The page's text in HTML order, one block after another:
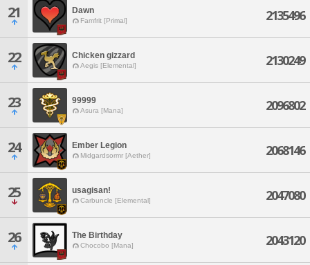
21 Dawn
Famfrit [Primal] 2135496
22 Chicken gizzard
Aegis [Elemental] 2130249
23 99999
Asura [Mana] 2096802
24 Ember Legion
Midgardsormr [Aether] 2068146
25 usagisan!
Carbuncle [Elemental] 2047080
26 The Birthday
Chocobo [Mana] 2043120